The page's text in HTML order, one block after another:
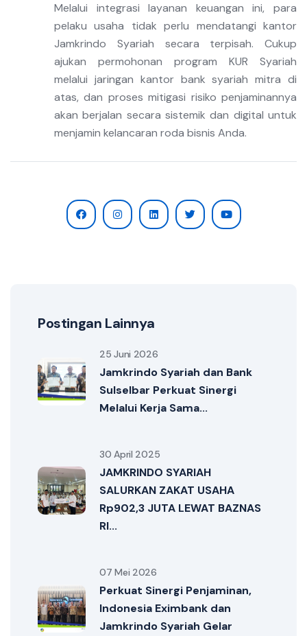
Melalui integrasi layanan keuangan ini, para
pelaku usaha tidak perlu mendatangi kantor
Jamkrindo Syariah secara terpisah. Cukup
ajukan permohonan program KUR Syariah
melalui jaringan kantor bank syariah mitra di
atas, dan proses mitigasi risiko penjaminannya
akan berjalan secara sistemik dan digital untuk
menjamin kelancaran roda bisnis Anda.
Postingan Lainnya
25 Juni 2026
Jamkrindo Syariah dan Bank
Sulselbar Perkuat Sinergi
Melalui Kerja Sama...
30 April 2025
JAMKRINDO SYARIAH
SALURKAN ZAKAT USAHA
Rp902,3 JUTA LEWAT BAZNAS
RI...
07 Mei 2026
Perkuat Sinergi Penjaminan,
Indonesia Eximbank dan
Jamkrindo Syariah Gelar